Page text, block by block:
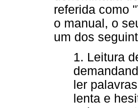
referida como
o manual, o
um dos
1. Leitura
ler
lenta e